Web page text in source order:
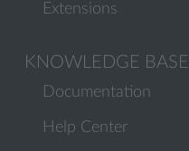
Extensions
KNOWLEDGE BASE
Documentation
Help Center